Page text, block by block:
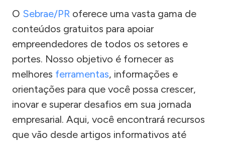
O Sebrae/PR oferece uma vasta gama de
conteúdos gratuitos para apoiar
empreendedores de todos os setores e
portes. Nosso objetivo é fornecer as
melhores ferramentas, informações e
orientações para que você possa crescer,
inovar e superar desafios em sua jornada
empresarial. Aqui, você encontrará recursos
que vão desde artigos informativos até